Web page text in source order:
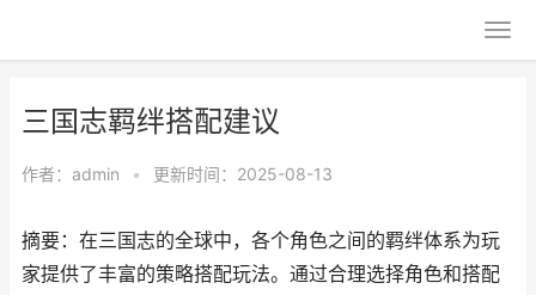
三国志羁绊搭配建议
作者： admin • 更新时间：2025-08-13
摘要：在三国志的全球中，各个角色之间的羁绊体系为玩
家提供了丰富的策略搭配玩法。通过合理选择角色和搭配